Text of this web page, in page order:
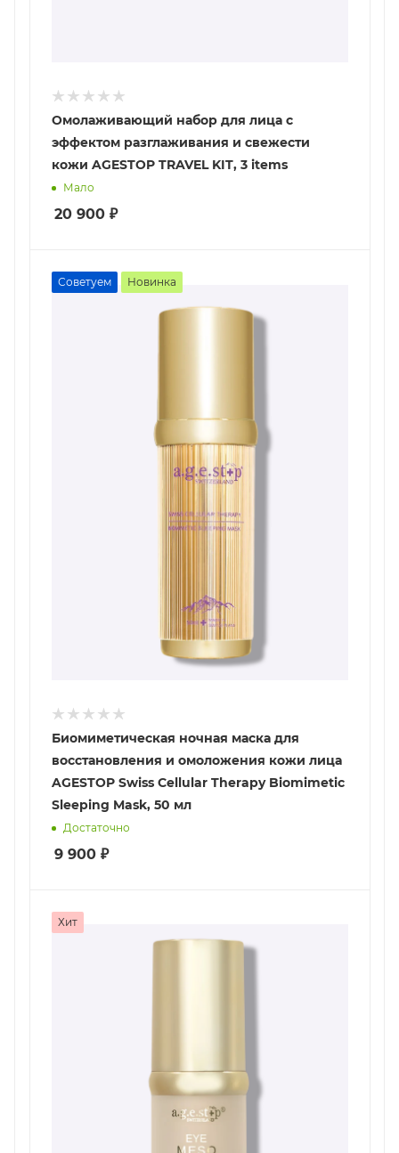
Омолаживающий набор для лица с
эффектом разглаживания и свежести
кожи AGESTOP TRAVEL KIT, 3 items
Мало
20 900 ₽
Советуем Новинка
Биомиметическая ночная маска для
восстановления и омоложения кожи лица
AGESTOP Swiss Cellular Therapy Biomimetic
Sleeping Mask, 50 мл
Достаточно
9 900 ₽
Хит